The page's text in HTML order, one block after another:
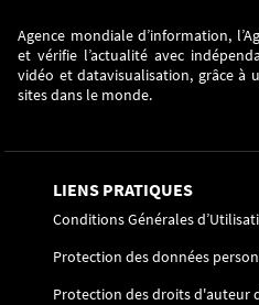
Agence mondiale d’information,
et vérifie l’actualité avec
vidéo et datavisualisation, grâce à
sites dans le monde.
LIENS PRATIQUES
Conditions Générales
Protection des données
Protection des droits d'auteur